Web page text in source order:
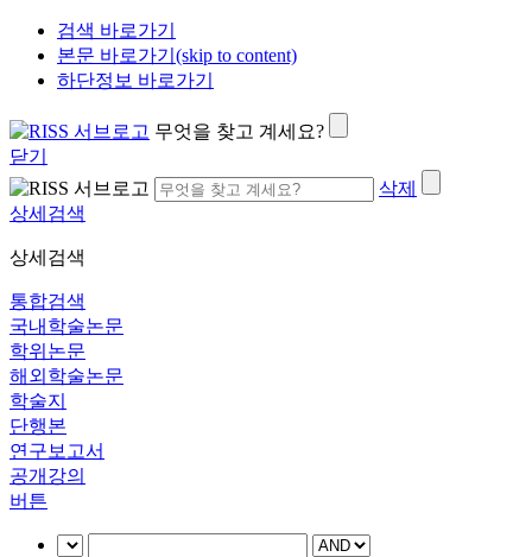
검색 바로가기
본문 바로가기(skip to content)
하단정보 바로가기
무엇을 찾고 계세요?
닫기
삭제
상세검색
상세검색
통합검색
국내학술논문
학위논문
해외학술논문
학술지
단행본
연구보고서
공개강의
버튼